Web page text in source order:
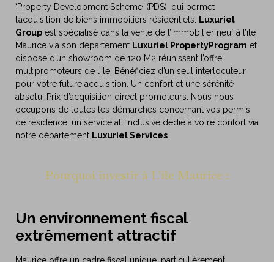
‘Property Development Scheme’ (PDS), qui permet
l’acquisition de biens immobiliers résidentiels. Luxuriel
Group est spécialisé dans la vente de l’immobilier neuf à l’ile
Maurice via son département Luxuriel PropertyProgram et
dispose d’un showroom de 120 M2 réunissant l’offre
multipromoteurs de l’ile. Bénéficiez d’un seul interlocuteur
pour votre future acquisition. Un confort et une sérénité
absolu! Prix d’acquisition direct promoteurs. Nous nous
occupons de toutes les démarches concernant vos permis
de résidence, un service all inclusive dédié à votre confort via
notre département Luxuriel Services.
Pourquoi investir à L'ile Maurice :
Un environnement fiscal
extrêmement attractif
Maurice offre un cadre fiscal unique, particulièrement